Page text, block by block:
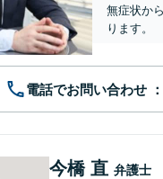
無症状か
ります。
電話でお問い合わせ
今橋 直 弁護士